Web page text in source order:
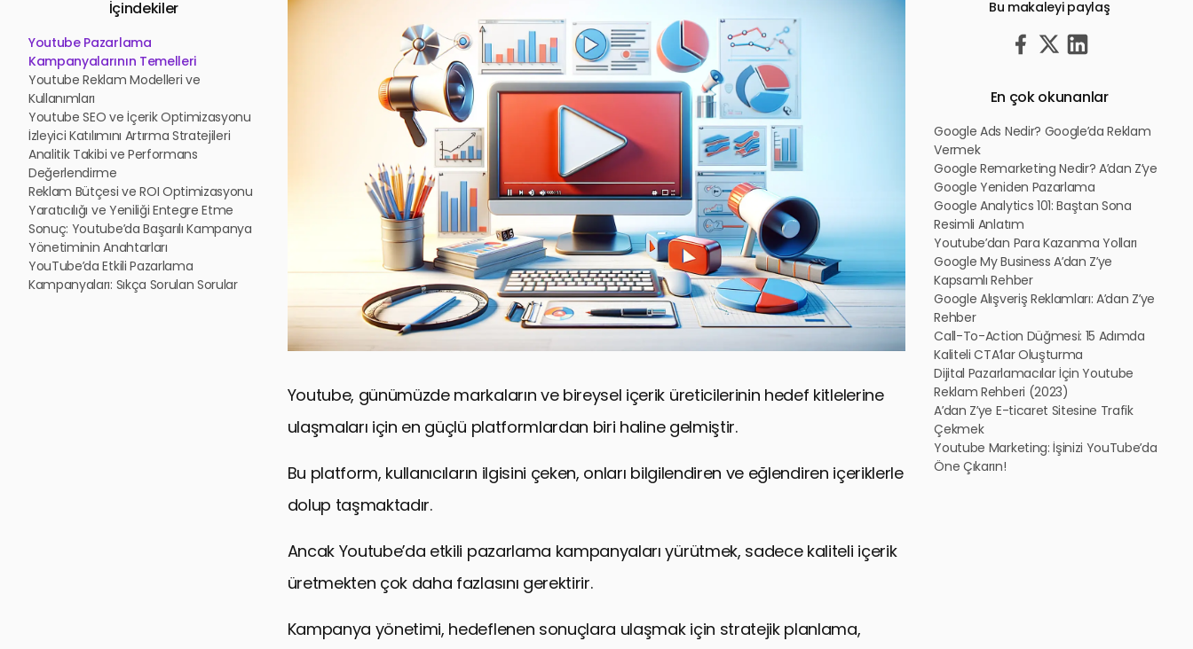
İçindekiler
Youtube Pazarlama
Kampanyalarının Temelleri
Youtube Reklam Modelleri ve
Kullanımları
Youtube SEO ve İçerik Optimizasyonu
İzleyici Katılımını Artırma Stratejileri
Analitik Takibi ve Performans
Değerlendirme
Reklam Bütçesi ve ROI Optimizasyonu
Yaratıcılığı ve Yeniliği Entegre Etme
Sonuç: Youtube’da Başarılı Kampanya
Yönetiminin Anahtarları
YouTube’da Etkili Pazarlama
Kampanyaları: Sıkça Sorulan Sorular
Youtube, günümüzde markaların ve bireysel içerik üreticilerinin hedef kitlelerine
ulaşmaları için en güçlü platformlardan biri haline gelmiştir.
Bu platform, kullanıcıların ilgisini çeken, onları bilgilendiren ve eğlendiren içeriklerle
dolup taşmaktadır.
Ancak Youtube’da etkili pazarlama kampanyaları yürütmek, sadece kaliteli içerik
üretmekten çok daha fazlasını gerektirir.
Kampanya yönetimi, hedeflenen sonuçlara ulaşmak için stratejik planlama,
Bu makaleyi paylaş
En çok okunanlar
Google Ads Nedir? Google’da Reklam
Vermek
Google Remarketing Nedir? A’dan Z’ye
Google Yeniden Pazarlama
Google Analytics 101: Baştan Sona
Resimli Anlatım
Youtube’dan Para Kazanma Yolları
Google My Business A’dan Z’ye
Kapsamlı Rehber
Google Alışveriş Reklamları: A’dan Z’ye
Rehber
Call-To-Action Düğmesi: 15 Adımda
Kaliteli CTA’lar Oluşturma
Dijital Pazarlamacılar İçin Youtube
Reklam Rehberi (2023)
A’dan Z’ye E-ticaret Sitesine Trafik
Çekmek
Youtube Marketing: İşinizi YouTube’da
Öne Çıkarın!